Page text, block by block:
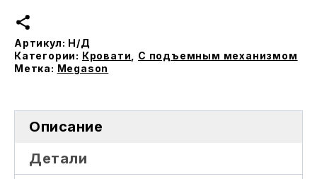
Агата
подъемным
меxанизмом
Артикул: Н/Д
Категории: Кровати
С подъемным механизмом
Метка: Megason
Описание
Детали